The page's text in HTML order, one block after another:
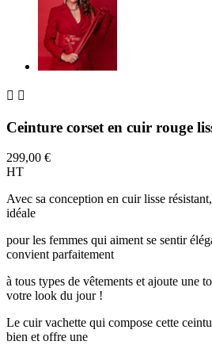
 
Ceinture corset en cuir rouge
299,00 €
HT
Avec sa conception en cuir lisse
idéale
pour les femmes qui aiment se sentir
convient parfaitement
à tous types de vêtements et ajoute une
votre look du jour !
Le cuir vachette qui compose cette
bien et offre une